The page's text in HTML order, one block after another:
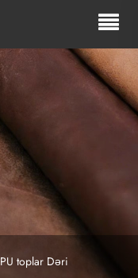
PU toplar Dəri